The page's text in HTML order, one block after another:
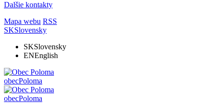
Dalšie kontakty
Mapa webu RSS
SKSlovensky
SKSlovensky
ENEnglish
obecPoloma
obecPoloma